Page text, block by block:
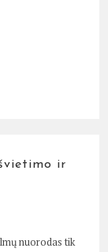
ir
nuorodas tik